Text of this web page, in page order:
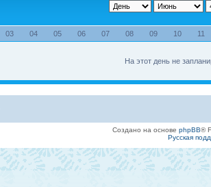
03 04 05 06 07 08 09 10 11
На этот день не
Создано на основе phpBB®
Русская